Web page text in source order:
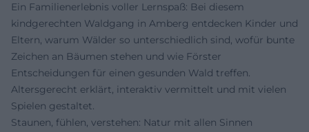
Ein Familienerlebnis voller Lernspaß: Bei diesem
kindgerechten Waldgang in Amberg entdecken Kinder und
Eltern, warum Wälder so unterschiedlich sind, wofür bunte
Zeichen an Bäumen stehen und wie Förster
Entscheidungen für einen gesunden Wald treffen.
Altersgerecht erklärt, interaktiv vermittelt und mit vielen
Spielen gestaltet.
Staunen, fühlen, verstehen: Natur mit allen Sinnen